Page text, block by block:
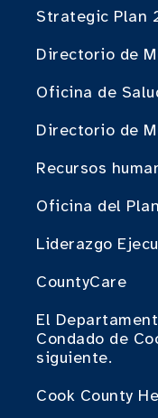
Strategic Plan
Directorio de
Oficina de
Directorio de
Recursos
Oficina del
Liderazgo
CountyCare
El
Condado de
siguiente.
Cook County